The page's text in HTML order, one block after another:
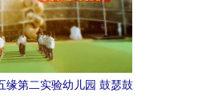
缘第二实验幼儿园 鼓瑟鼓